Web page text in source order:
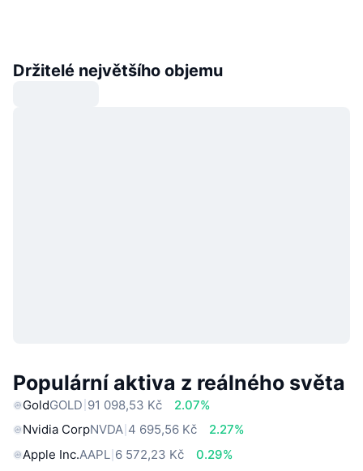
Držitelé největšího objemu
Populární aktiva z reálného světa
GoldGOLD 91 098,53 Kč
2.07%
Nvidia CorpNVDA 4 695,56 Kč
2.27%
Apple Inc.AAPL 6 572,23 Kč
0.29%